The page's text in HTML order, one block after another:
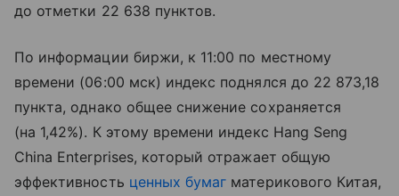
до отметки 22 638 пунктов.
По информации биржи, к 11:00 по местному
времени (06:00 мск) индекс поднялся до 22 873,18
пункта, однако общее снижение сохраняется
(на 1,42%). К этому времени индекс Hang Seng
China Enterprises, который отражает общую
эффективность ценных бумаг материкового Китая,